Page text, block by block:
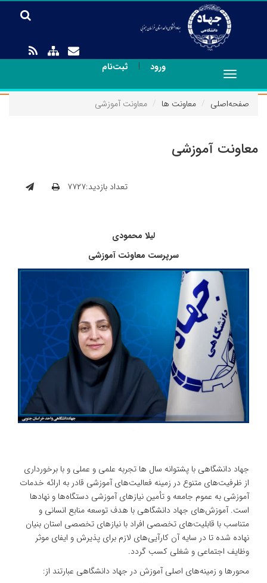
ورود | ثبت‌نام
Toggle
navigation
صفحه‌اصلی
معاونت ها معاونت آموزشی
معاونت آموزشی
تعداد بازدید:۷۷۲۷
لیلا محمودی
سرپرست معاونت آموزشی
جهاد دانشگاهی با پشتوانه سال ها تجربه علمی و عملی و با برخورداری
از ظرفیت‌های متنوع در زمینه فعالیت‌های آموزشی قادر به ارائه خدمات
آموزشی به عموم جامعه و تأمین نیازهای آموزشی دستگاه‌ها و نهادها
است. آموزش‌های جهاد دانشگاهی با هدف توسعه منابع انسانی و
متناسب با قابلیت‌های تخصصی افراد با نیازهای تخصصی استان بنیان
نهاده شده تا در سایه آن کارآیی‌های لازم برای پذیرش و ایفای موثر
وظایف اجتماعی و شغلی کسب گردد.
محورها و زمینه‌های اصلی آموزش در جهاد دانشگاهی عبارتند از: